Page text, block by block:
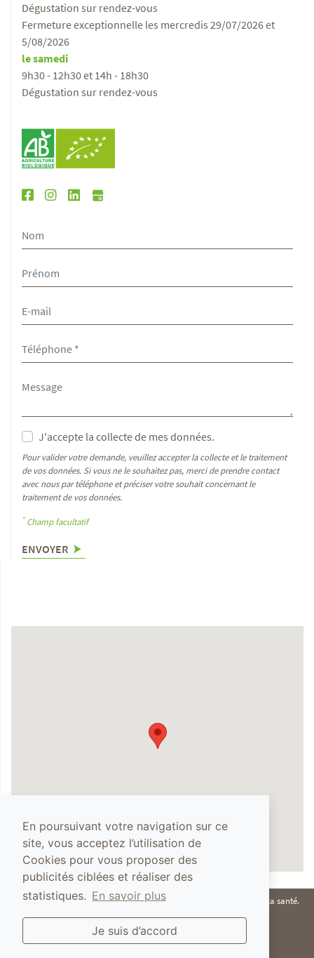
En poursuivant votre navigation sur ce
site, vous acceptez l’utilisation de
Cookies pour vous proposer des
publicités ciblées et réaliser des
statistiques. En savoir plus
Je suis d’accord
Dégustation sur rendez-vous
Fermeture exceptionnelle les mercredis 29/07/2026 et
5/08/2026
le samedi
9h30 - 12h30 et 14h - 18h30
Dégustation sur rendez-vous
J'accepte la collecte de mes données.
Pour valider votre demande, veuillez accepter la collecte et le traitement
de vos données. Si vous ne le souhaitez pas, merci de prendre contact
avec nous par téléphone et préciser votre souhait concernant le
traitement de vos données.
*Champ facultatif
ENVOYER
À consommer avec modération. L'abus d'alcool est dangereux pour la santé.
Charte de respect de la vie privée - RGPD